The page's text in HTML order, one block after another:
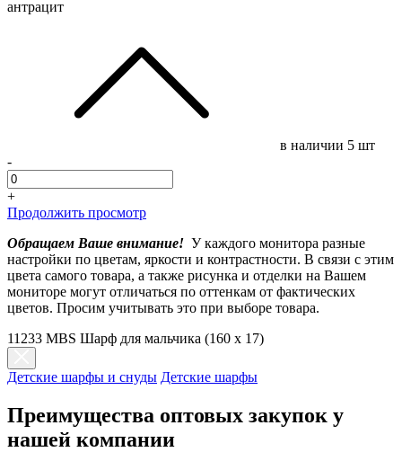
антрацит
в наличии 5 шт
-
+
Продолжить просмотр
Обращаем Ваше внимание! У каждого монитора разные
настройки по цветам, яркости и контрастности. В связи с этим
цвета самого товара, а также рисунка и отделки на Вашем
мониторе могут отличаться по оттенкам от фактических
цветов. Просим учитывать это при выборе товара.
11233 MBS Шарф для мальчика (160 x 17)
Детские шарфы и снуды Детские шарфы
Преимущества оптовых закупок у
нашей компании